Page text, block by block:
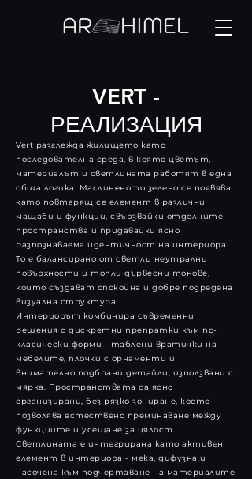
VERT -
РЕАЛИЗАЦИЯ
Vert разглежда жилището като
последователна среда, в която цветът,
материалът и светлината работят в една
обща логика. Маслиненото зелено се появява
като повтарящ се елемент в различни
мащаби и функции, свързвайки отделните
пространства и придавайки ясно
разпознаваема идентичност на интериора.
То е балансирано от светли неутрални
повърхности и топли дървесни тонове,
които създават спокойна и добре подредена
визуална структура.
Интериорът комбинира съвременни
решения с дискретни препратки към по-
класически форми - таблени вратички на
мебелите, плочки с орнаменти и
внимателно подбрани детайли, използвани с
мярка. Пространствата са ясно
организирани, без рязко зониране, което
позволява естествено преминаване между
функциите и усещане за цялост.
Светлината е интегрирана като активен
елемент в интериора - мека, дифузна и
насочена към подчертаване на материалите